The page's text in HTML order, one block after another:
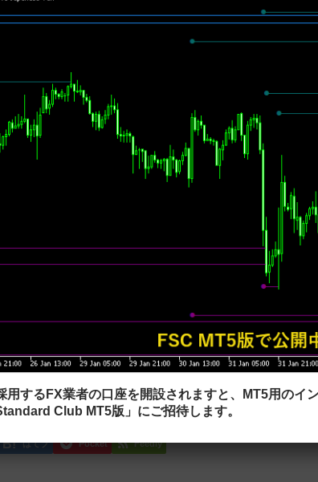
ドするファイルはzip形式です。
ーターファイルを取り出します。
タフォルダを開く」をクリックします。
」フォルダの中にインディケーターを入れます。
ーが表示されますのでそれを選択すればチャート上に表示
はてブ Pocket Feedly
用するFX業者の口座を開設されますと、MT5用のイ
Club MT5版」にご招待します。